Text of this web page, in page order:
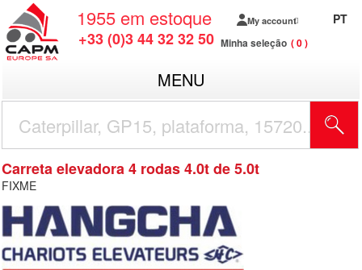
1955 em estoque
+33 (0)3 44 32 32 50
My account
Minha seleção 0
PT
MENU
Carreta elevadora 4 rodas 4.0t de 5.0t
FIXME